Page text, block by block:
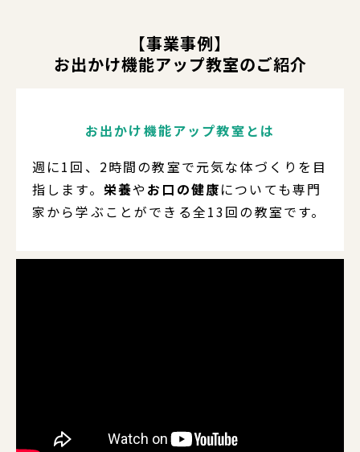
【事業事例】
お出かけ機能アップ教室のご紹介
お出かけ機能アップ教室とは
週に1回、2時間の教室で元気な体づくりを目
指します。 栄養やお口の健康についても専門
家から学ぶことができる全13回の教室です。